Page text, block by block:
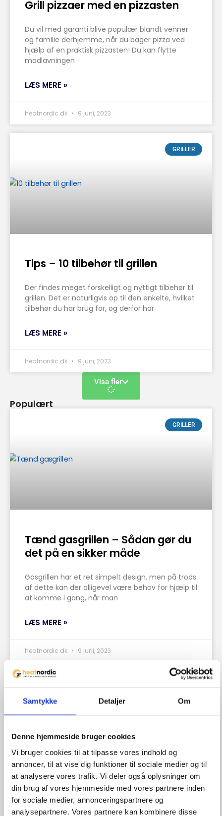
Samtykke Detaljer Om
Denne hjemmeside bruger cookies
Vi bruger cookies til at tilpasse vores indhold og
annoncer, til at vise dig funktioner til sociale medier og til
at analysere vores trafik. Vi deler også oplysninger om
din brug af vores hjemmeside med vores partnere inden
for sociale medier, annonceringspartnere og
analysepartnere. Vores partnere kan kombinere disse
Grill pizzaer med en pizzasten
Du vil med garanti blive populær blandt venner
og familie derhjemme, når du bager pizza ved
hjælp af en praktisk pizzasten! Du kan flytte
madlavningen
LÆS MERE »
heatnordic.dk 9 juni, 2023
GRILLER
Tips – 10 tilbehør til grillen
Der findes meget forskelligt og nyttigt tilbehør til
grillen. Det er naturligvis op til den enkelte, hvilket
tilbehør du har brug for, og derfor har
LÆS MERE »
heatnordic.dk 9 juni, 2023
Visa fler
Populært
GRILLER
Tænd gasgrillen – Sådan gør du
det på en sikker måde
Gasgrillen har et ret simpelt design, men på trods
af dette kan der alligevel være behov for hjælp til
at komme i gang, når man
LÆS MERE »
heatnordic.dk 9 juni, 2023
Størrelse på gasflasker